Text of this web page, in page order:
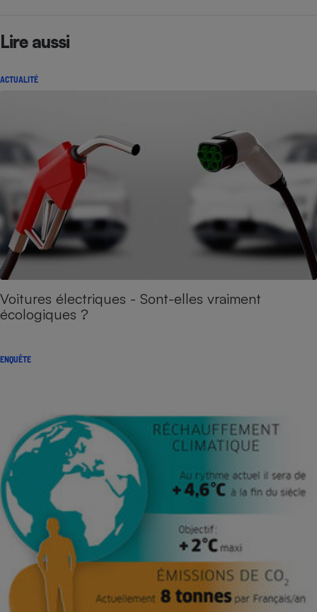
Lire aussi
ACTUALITÉ
Voitures électriques - Sont-elles vraiment
écologiques ?
ENQUÊTE